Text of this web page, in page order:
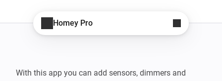
Homey Pro
With this app you can add sensors, dimmers and